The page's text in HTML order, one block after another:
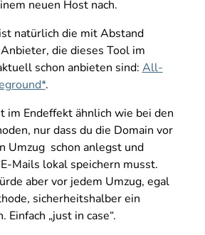
neuen Host nach.
natürlich die mit Abstand
die dieses Tool im
schon anbieten sind: All-
.
im Endeffekt ähnlich wie bei den
nur dass du die Domain vor
Umzug schon anlegst und
Mails lokal speichern musst.
aber vor jedem Umzug, egal
sicherheitshalber ein
Einfach „just in case“.